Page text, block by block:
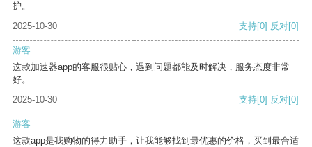
护。
2025-10-30
支持[0] 反对[0]
游客
这款加速器app的客服很贴心，遇到问题都能及时解决，服务态度非常
好。
2025-10-30
支持[0] 反对[0]
游客
这款app是我购物的得力助手，让我能够找到最优惠的价格，买到最合适